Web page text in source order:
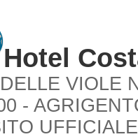
Hotel
VIOLE
-